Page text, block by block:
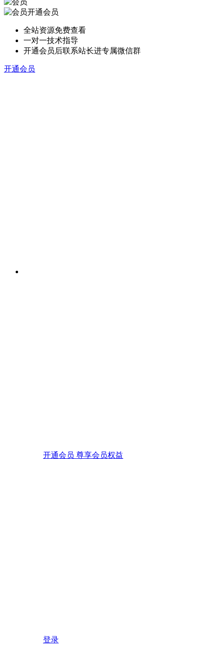
开通会员
全站资源免费查看
一对一技术指导
开通会员后联系站长进专属微信群
开通会员
开通会员 尊享会员权益
登录